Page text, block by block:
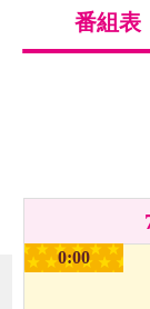
番組表
0:00